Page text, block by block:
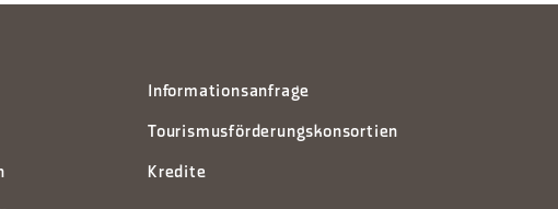
Informationsanfrage
Tourismusförderungskonsortien
Kredite